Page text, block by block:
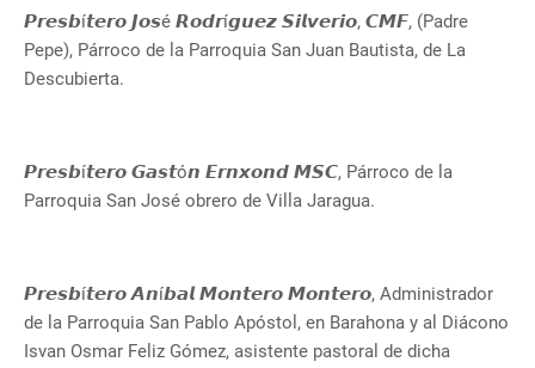
𝙋𝙧𝙚𝙨𝙗í𝙩𝙚𝙧𝙤 𝙅𝙤𝙨é 𝙍𝙤𝙙𝙧í𝙜𝙪𝙚𝙯 𝙎𝙞𝙡𝙫𝙚𝙧𝙞𝙤, 𝘾𝙈𝙁, (Padre
Pepe), Párroco de la Parroquia San Juan Bautista, de La
Descubierta.
𝙋𝙧𝙚𝙨𝙗í𝙩𝙚𝙧𝙤 𝙂𝙖𝙨𝙩ó𝙣 𝙀𝙧𝙣𝙭𝙤𝙣𝙙 𝙈𝙎𝘾, Párroco de la
Parroquia San José obrero de Villa Jaragua.
𝙋𝙧𝙚𝙨𝙗í𝙩𝙚𝙧𝙤 𝘼𝙣í𝙗𝙖𝙡 𝙈𝙤𝙣𝙩𝙚𝙧𝙤 𝙈𝙤𝙣𝙩𝙚𝙧𝙤, Administrador
de la Parroquia San Pablo Apóstol, en Barahona y al Diácono
Isvan Osmar Feliz Gómez, asistente pastoral de dicha